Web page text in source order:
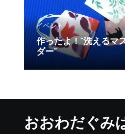
イベント
作ったよ！“洗えるマ
ダー”
おおわだぐみ